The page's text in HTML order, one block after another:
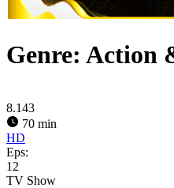
Genre: Action
8.143
70 min
HD
Eps:
12
TV Show